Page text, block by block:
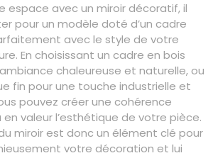
espace avec un miroir décoratif, il
pour un modèle doté d’un cadre
avec le style de votre
En choisissant un cadre en bois
chaleureuse et naturelle, ou
fin pour une touche industrielle et
pouvez créer une cohérence
valeur l’esthétique de votre pièce.
miroir est donc un élément clé pour
votre décoration et lui